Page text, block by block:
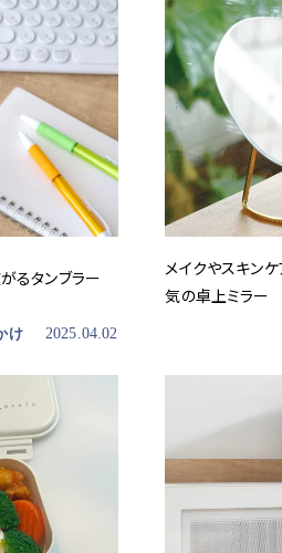
るタンブラー
け 2025.04.02
メイクやスキン
気の卓上ミラー